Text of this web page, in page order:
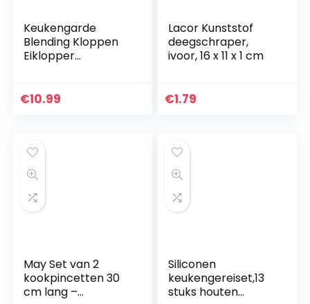
Keukengarde
Blending Kloppen
Eiklopper
Set Ballongarde
€10.99
Lacor Kunststof
deegschraper,
ivoor, 16 x 11 x 1 cm
€1.79
May Set van 2
kookpincetten 30
cm lang –
Siliconen
keukengereiset,13
stuks houten